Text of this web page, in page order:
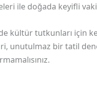
ile doğada keyifli
kültür tutkunları için
unutulmaz bir tatil